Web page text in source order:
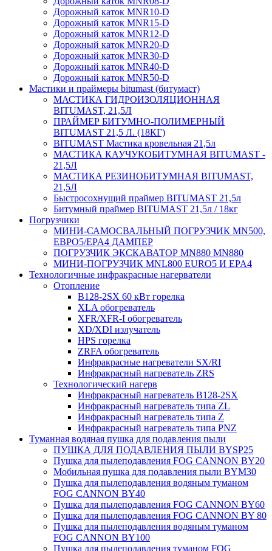
Дорожный каток MNR10-D
Дорожный каток MNR15-D
Дорожный каток MNR12-D
Дорожный каток MNR20-D
Дорожный каток MNR30-D
Дорожный каток MNR40-D
Дорожный каток MNR50-D
Мастики и праймеры bitumast (битумаст)
МАСТИКА ГИДРОИЗОЛЯЦИОННАЯ
BITUMAST, 21,5Л
ПРАЙМЕР БИТУМНО-ПОЛИМЕРНЫЙ
BITUMAST 21,5 Л. (18КГ)
BITUMAST Мастика кровельная 21,5л
МАСТИКА КАУЧУКОБИТУМНАЯ BITUMAST -
21,5Л
МАСТИКА РЕЗИНОБИТУМНАЯ BITUMAST,
21,5Л
Быстросохнущий праймер BITUMAST 21,5л
Битумный праймер BITUMAST 21,5л / 18кг
Погрузчики
МИНИ-САМОСВАЛЬНЫЙ ПОГРУЗЧИК MN500,
ЕВРО5/EPA4 ДАМПЕР
ПОГРУЗЧИК ЭКСКАВАТОР MN880 MN880
МИНИ-ПОГРУЗЧИК MNL800 EURO5 И EPA4
Технологичные инфракрасные нагерватели
Отопление
B128-2SX 60 кВт горелка
XLA обогреватель
XFR/XFR-I обогреватель
XD/XDI излучатель
HPS горелка
ZRFA обогреватель
Инфракрасные нагреватели SX/RI
Инфракрасный нагреватель ZRS
Технологический нагерв
Инфракрасный нагреватель B128-2SX
Инфракрасный нагреватель типа ZL
Инфракрасный нагреватель типа Z
Инфракрасный нагреватель типа PNZ
Туманная водяная пушка для подавления пыли
ПУШКА ДЛЯ ПОДАВЛЕНИЯ ПЫЛИ BYSP25
Пушка для пылеподавления FOG CANNON BY20
Мобильная пушка для подавления пыли BYM30
Пушка для пылеподавления водяным туманом
FOG CANNON BY40
Пушка для пылеподавления FOG CANNON BY60
Пушка для пылеподавления FOG CANNON BY 80
Пушка для пылеподавления водяным туманом
FOG CANNON BY100
Пушка для пылеподавления туманом FOG